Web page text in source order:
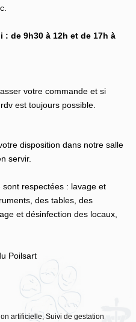
de 9h30 à 12h et de 17h à
votre commande et si
est toujours possible.
disposition dans notre salle
servir.
respectées : lavage et
des tables, des
et désinfection des locaux,
Poilsart
artificielle, Suivi de gestation